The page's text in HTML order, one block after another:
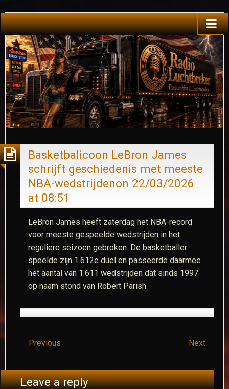
Basketbalicoon LeBron James
schrijft geschiedenis met meeste
NBA-wedstrijden​on 22/03/2026
at 08:51
LeBron James heeft zaterdag het NBA-record
voor meeste gespeelde wedstrijden in het
reguliere seizoen gebroken. De basketballer
speelde zijn 1.612e duel en passeerde daarmee
het aantal van 1.611 wedstrijden dat sinds 1997
op naam stond van Robert Parish.​
Previous Next
Leave a reply